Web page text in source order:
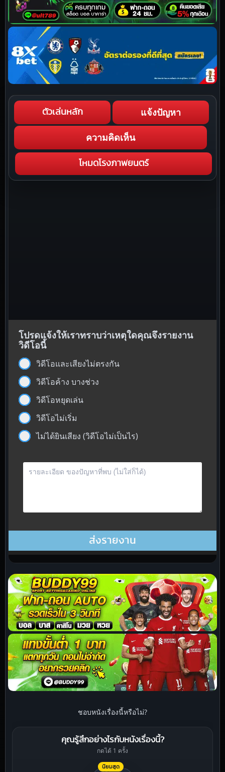
ตัวเล่นหลัก แจ้งปัญหา
ความคิดเห็น
โหมดโรงภาพยนตร์
โปรดแจ้งให้เราทราบว่าเหตุใดคุณจึงรายงาน
วิดีโอนี้
วิดีโอและเสียงไม่ตรงกัน
วิดีโอค้าง บางช่วง
วิดีโอหยุดเล่น
วิดีโอไม่เริ่ม
ไม่ได้ยินเสียง (วิดีโอไม่เป็นไร)
ชอบหนังเรื่องนี้หรือไม่?
คุณรู้สึกอย่างไรกับหนังเรื่องนี้?
กดได้ 1 ครั้ง
นิยมสุด